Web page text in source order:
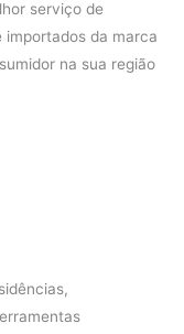
serviço de
importados da marca
na sua região